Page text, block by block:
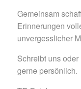
Gemeinsam
Erinnerungen
unvergesslicher
Schreibt uns
gerne persönlich.